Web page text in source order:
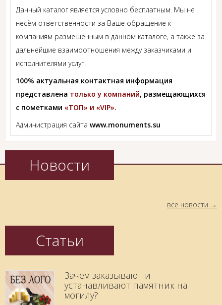
Данный каталог является условно бесплатным. Мы не
несём ответственности за Ваше обращение к
компаниям размещённым в данном каталоге, а также за
дальнейшие взаимоотношения между заказчиками и
исполнителями услуг.
100% актуальная контактная информация
представлена только у компаний, размещающихся
с пометками «ТОП» и «VIP».
Администрация сайта www.monuments.su
Новости
все новости
Статьи
Зачем заказывают и
устанавливают памятник на
могилу?